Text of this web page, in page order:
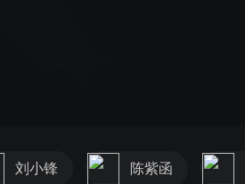
刘小锋 陈紫函